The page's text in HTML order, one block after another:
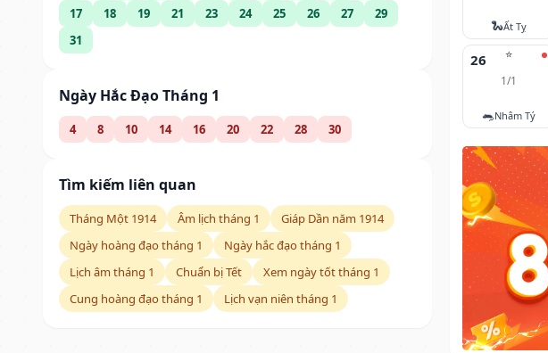
17
18 19 21 23 24 25 26 27
29
31
Ngày Hắc Đạo Tháng 1
4 8 10 14 16 20 22 28 30
Tìm kiếm liên quan
Tháng Một 1914 Âm lịch tháng 1
Giáp Dần năm 1914
Ngày hoàng đạo tháng 1
Ngày hắc đạo tháng 1
Lịch âm tháng 1
Chuẩn bị Tết
Xem ngày tốt tháng 1
Cung hoàng đạo tháng 1
Lịch vạn niên tháng 1
🐍Ất Tỵ
⭐
26
1/1
🐀Nhâm Tý